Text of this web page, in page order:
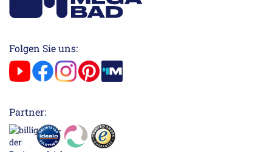
Folgen Sie uns:
Partner: